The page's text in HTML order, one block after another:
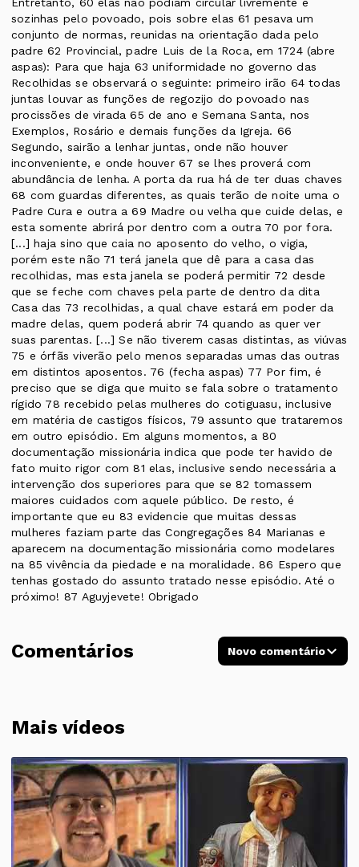
Mais vídeos
Entretanto, 60 elas não podiam circular livremente e
sozinhas pelo povoado, pois sobre elas 61 pesava um
conjunto de normas, reunidas na orientação dada pelo
padre 62 Provincial, padre Luis de la Roca, em 1724 (abre
aspas): Para que haja 63 uniformidade no governo das
Recolhidas se observará o seguinte: primeiro irão 64 todas
juntas louvar as funções de regozijo do povoado nas
procissões de virada 65 de ano e Semana Santa, nos
Exemplos, Rosário e demais funções da Igreja. 66
Segundo, sairão a lenhar juntas, onde não houver
inconveniente, e onde houver 67 se lhes proverá com
abundância de lenha. A porta da rua há de ter duas chaves
68 com guardas diferentes, as quais terão de noite uma o
Padre Cura e outra a 69 Madre ou velha que cuide delas, e
esta somente abrirá por dentro com a outra 70 por fora.
[...] haja sino que caia no aposento do velho, o vigia,
porém este não 71 terá janela que dê para a casa das
recolhidas, mas esta janela se poderá permitir 72 desde
que se feche com chaves pela parte de dentro da dita
Casa das 73 recolhidas, a qual chave estará em poder da
madre delas, quem poderá abrir 74 quando as quer ver
suas parentas. [...] Se não tiverem casas distintas, as viúvas
75 e órfãs viverão pelo menos separadas umas das outras
em distintos aposentos. 76 (fecha aspas) 77 Por fim, é
preciso que se diga que muito se fala sobre o tratamento
rígido 78 recebido pelas mulheres do cotiguasu, inclusive
em matéria de castigos físicos, 79 assunto que trataremos
em outro episódio. Em alguns momentos, a 80
documentação missionária indica que pode ter havido de
fato muito rigor com 81 elas, inclusive sendo necessária a
intervenção dos superiores para que se 82 tomassem
maiores cuidados com aquele público. De resto, é
importante que eu 83 evidencie que muitas dessas
mulheres faziam parte das Congregações 84 Marianas e
aparecem na documentação missionária como modelares
na 85 vivência da piedade e na moralidade. 86 Espero que
tenhas gostado do assunto tratado nesse episódio. Até o
próximo! 87 Aguyjevete! Obrigado
Comentários Novo comentário